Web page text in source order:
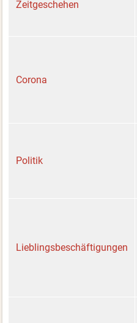
Zeitgeschehen
Corona
Politik
Lieblingsbeschäftigungen